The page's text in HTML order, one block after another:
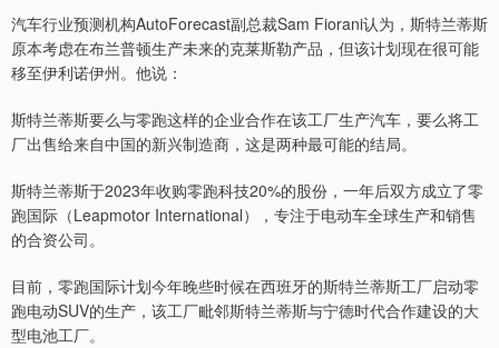
汽车行业预测机构AutoForecast副总裁Sam Fiorani认为，斯特兰蒂斯
原本考虑在布兰普顿生产未来的克莱斯勒产品，但该计划现在很可能
移至伊利诺伊州。他说：
斯特兰蒂斯要么与零跑这样的企业合作在该工厂生产汽车，要么将工
厂出售给来自中国的新兴制造商，这是两种最可能的结局。
斯特兰蒂斯于2023年收购零跑科技20%的股份，一年后双方成立了零
跑国际（Leapmotor International），专注于电动车全球生产和销售
的合资公司。
目前，零跑国际计划今年晚些时候在西班牙的斯特兰蒂斯工厂启动零
跑电动SUV的生产，该工厂毗邻斯特兰蒂斯与宁德时代合作建设的大
型电池工厂。